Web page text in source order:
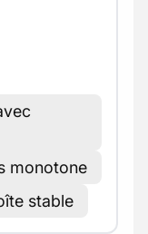
monotone
stable